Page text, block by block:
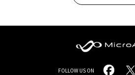
MicroAd
FOLLOW US ON